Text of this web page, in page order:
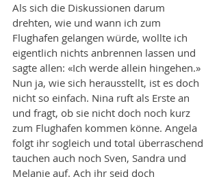
Als sich die Diskussionen darum
drehten, wie und wann ich zum
Flughafen gelangen würde, wollte ich
eigentlich nichts anbrennen lassen und
sagte allen: «Ich werde allein hingehen.»
Nun ja, wie sich herausstellt, ist es doch
nicht so einfach. Nina ruft als Erste an
und fragt, ob sie nicht doch noch kurz
zum Flughafen kommen könne. Angela
folgt ihr sogleich und total überraschend
tauchen auch noch Sven, Sandra und
Melanie auf. Ach ihr seid doch